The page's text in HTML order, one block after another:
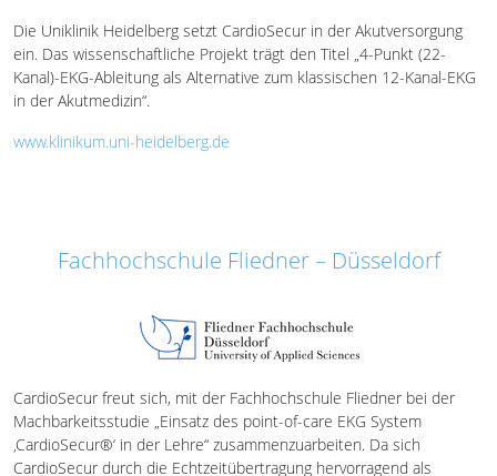
Die Uniklinik Heidelberg setzt CardioSecur in der Akutversorgung
ein. Das wissenschaftliche Projekt trägt den Titel „4-Punkt (22-
Kanal)-EKG-Ableitung als Alternative zum klassischen 12-Kanal-EKG
in der Akutmedizin“.
www.klinikum.uni-heidelberg.de
Fachhochschule Fliedner – Düsseldorf
CardioSecur freut sich, mit der Fachhochschule Fliedner bei der
Machbarkeitsstudie „Einsatz des point-of-care EKG System
‚CardioSecur®‘ in der Lehre“ zusammenzuarbeiten. Da sich
CardioSecur durch die Echtzeitübertragung hervorragend als